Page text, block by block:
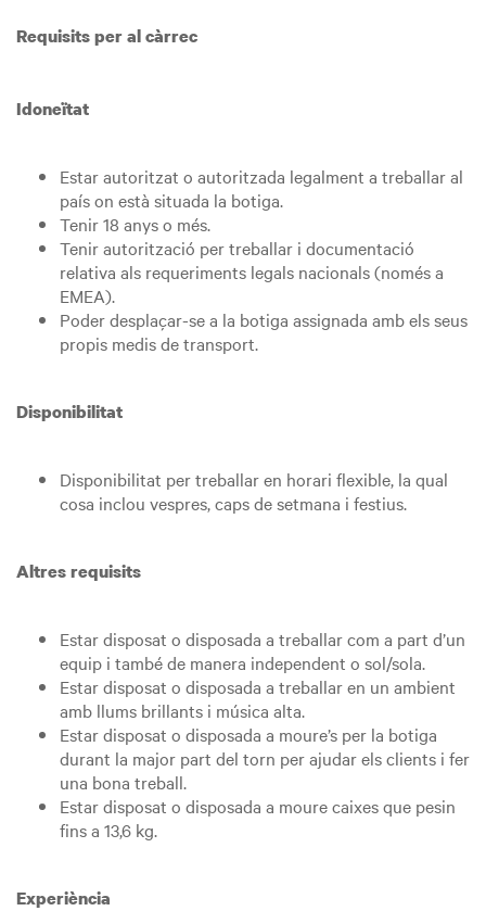
Requisits per al càrrec
Idoneïtat
Estar autoritzat o autoritzada legalment a treballar al
país on està situada la botiga.
Tenir 18 anys o més.
Tenir autorització per treballar i documentació
relativa als requeriments legals nacionals (només a
EMEA).
Poder desplaçar-se a la botiga assignada amb els seus
propis medis de transport.
Disponibilitat
Disponibilitat per treballar en horari flexible, la qual
cosa inclou vespres, caps de setmana i festius.
Altres requisits
Estar disposat o disposada a treballar com a part d’un
equip i també de manera independent o sol/sola.
Estar disposat o disposada a treballar en un ambient
amb llums brillants i música alta.
Estar disposat o disposada a moure’s per la botiga
durant la major part del torn per ajudar els clients i fer
una bona treball.
Estar disposat o disposada a moure caixes que pesin
fins a 13,6 kg.
Experiència